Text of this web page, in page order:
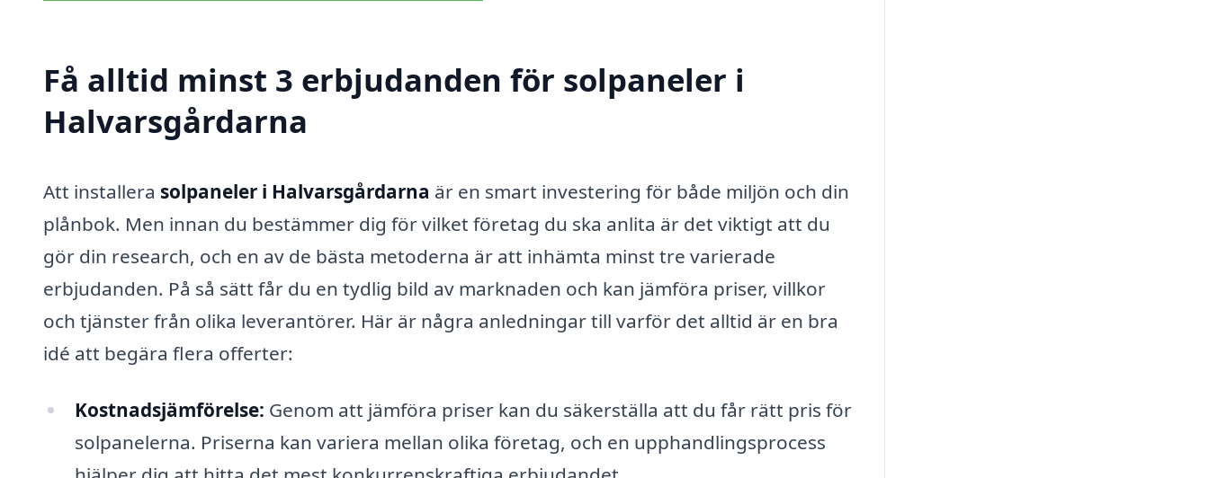
Få alltid minst 3 erbjudanden för solpaneler i
Halvarsgårdarna
Att installera solpaneler i Halvarsgårdarna är en smart investering för både miljön och din
plånbok. Men innan du bestämmer dig för vilket företag du ska anlita är det viktigt att du
gör din research, och en av de bästa metoderna är att inhämta minst tre varierade
erbjudanden. På så sätt får du en tydlig bild av marknaden och kan jämföra priser, villkor
och tjänster från olika leverantörer. Här är några anledningar till varför det alltid är en bra
idé att begära flera offerter:
Kostnadsjämförelse: Genom att jämföra priser kan du säkerställa att du får rätt pris för
solpanelerna. Priserna kan variera mellan olika företag, och en upphandlingsprocess